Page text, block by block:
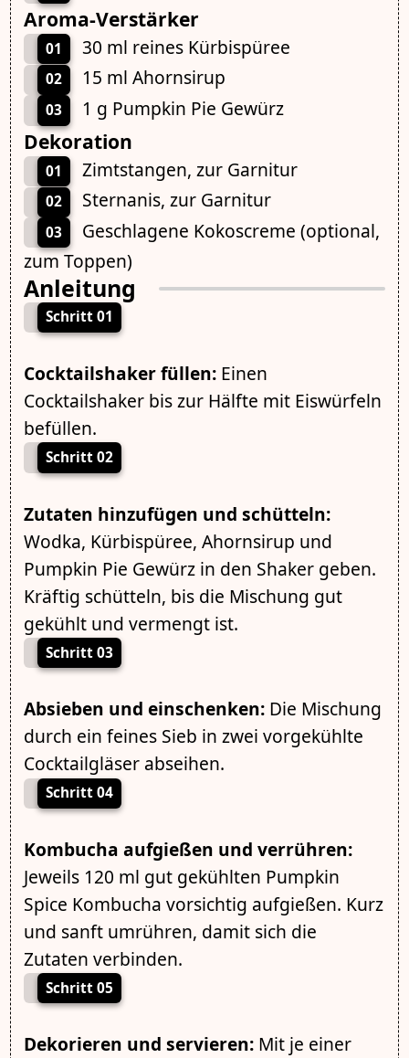
Aroma-Verstärker
01 30 ml reines Kürbispüree
02 15 ml Ahornsirup
03 1 g Pumpkin Pie Gewürz
Dekoration
01 Zimtstangen, zur Garnitur
02 Sternanis, zur Garnitur
03
Geschlagene Kokoscreme (optional,
zum Toppen)
Anleitung
Schritt 01
Cocktailshaker füllen:Einen
Cocktailshaker bis zur Hälfte mit Eiswürfeln
befüllen.
Schritt 02
Zutaten hinzufügen und schütteln:
Wodka, Kürbispüree, Ahornsirup und
Pumpkin Pie Gewürz in den Shaker geben.
Kräftig schütteln, bis die Mischung gut
gekühlt und vermengt ist.
Schritt 03
Absieben und einschenken:Die Mischung
durch ein feines Sieb in zwei vorgekühlte
Cocktailgläser abseihen.
Schritt 04
Kombucha aufgießen und verrühren:
Jeweils 120 ml gut gekühlten Pumpkin
Spice Kombucha vorsichtig aufgießen. Kurz
und sanft umrühren, damit sich die
Zutaten verbinden.
Schritt 05
Dekorieren und servieren:Mit je einer